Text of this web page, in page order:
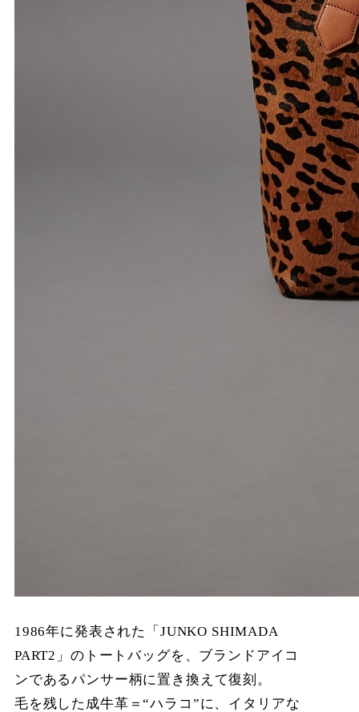
1986年に発表された「JUNKO SHIMADA
PART2」のトートバッグを、ブランドアイコ
ンであるパンサー柄に置き換えて復刻。
毛を残した成牛革＝“ハラコ”に、イタリアな